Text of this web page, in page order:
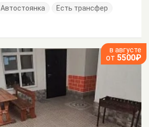
Автостоянка Есть трансфер
в августе
от 5500₽